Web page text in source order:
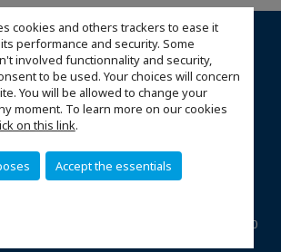
cookies and others trackers to ease it
performance and security. Some
involved functionnality and security,
to be used. Your choices will concern
You will be allowed to change your
moment. To learn more on our cookies
on this link.
Accept the essentials
Business Center, 3e étage
CCIFI Connect
grâce au 1er réseau privé d'entreprises
: 120 chambres | 33 000 entreprises | 4 000
| 1 200 avantages exclusifs